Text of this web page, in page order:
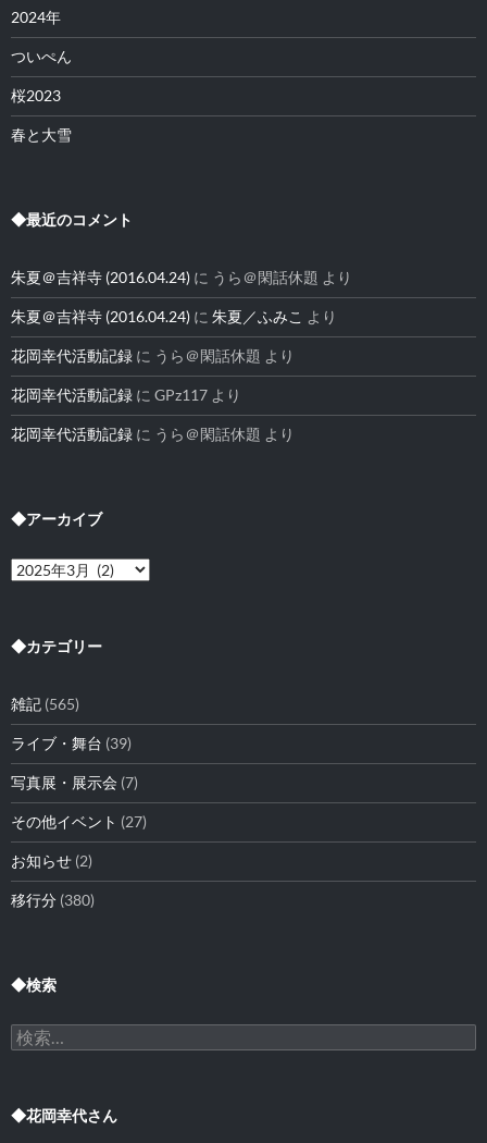
2024年
ついぺん
桜2023
春と大雪
◆最近のコメント
朱夏＠吉祥寺 (2016.04.24) に うら＠閑話休題 より
朱夏＠吉祥寺 (2016.04.24) に 朱夏／ふみこ より
花岡幸代活動記録 に うら＠閑話休題 より
花岡幸代活動記録 に GPz117 より
花岡幸代活動記録 に うら＠閑話休題 より
◆アーカイブ
◆
ア
イ
◆カテゴリー
雑記 (565)
ライブ・舞台 (39)
写真展・展示会 (7)
その他イベント (27)
お知らせ (2)
移行分 (380)
◆検索
検
索:
◆花岡幸代さん